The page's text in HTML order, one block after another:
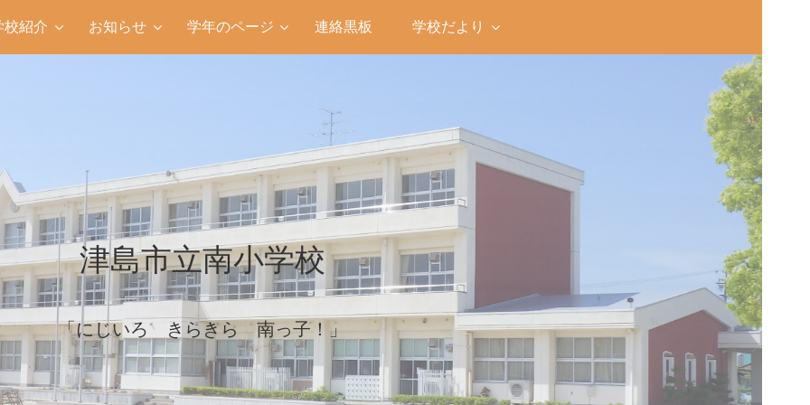
津島市立南小学校
「にじいろ きらきら 南っ子！」
校紹介 お知らせ 学年のページ 連絡黒板 学校だより